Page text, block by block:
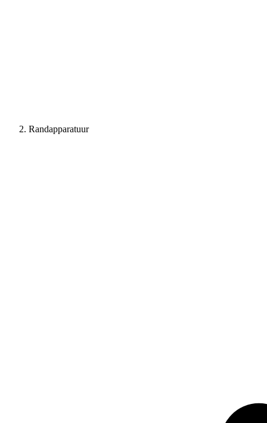
Randapparatuur